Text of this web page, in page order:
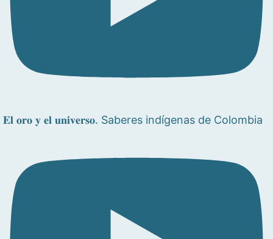
𝐄𝐥 𝐨𝐫𝐨 𝐲 𝐞𝐥 𝐮𝐧𝐢𝐯𝐞𝐫𝐬𝐨. Saberes indígenas de Colombia